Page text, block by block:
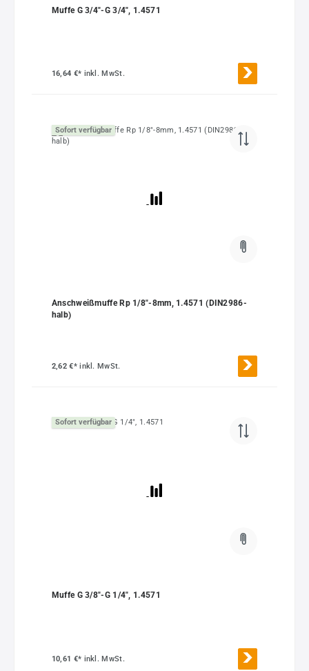
Muffe G 3/4"-G 3/4", 1.4571
16,64 €* inkl. MwSt.
Sofort verfügbar
Anschweißmuffe Rp 1/8"-8mm, 1.4571 (DIN2986-
halb)
2,62 €*inkl. MwSt.
Sofort verfügbar
Muffe G 3/8"-G 1/4", 1.4571
10,61 €* inkl. MwSt.